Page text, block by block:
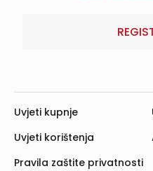
Uvjeti kupnje
Uvjeti korištenja
Pravila zaštite privatnosti